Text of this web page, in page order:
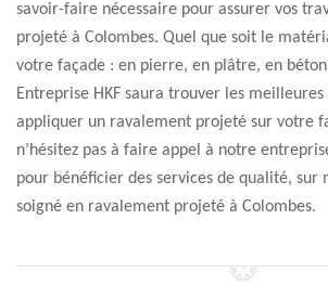
savoir-faire nécessaire pour assurer vos
projeté à Colombes. Quel que soit le
votre façade : en pierre, en plâtre, en
Entreprise HKF saura trouver les
appliquer un ravalement projeté sur votre
n’hésitez pas à faire appel à notre
pour bénéficier des services de qualité, sur
soigné en ravalement projeté à Colombes.